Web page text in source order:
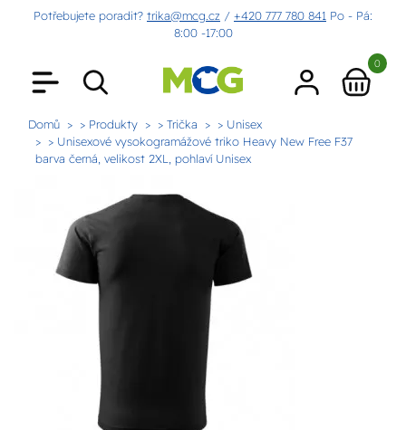
Potřebujete poradit? trika@mcg.cz / +420 777 780 841 Po - Pá:
8:00 -17:00
0
Domů > Produkty > Trička
> Unisex
> Unisexové vysokogramážové triko Heavy New Free F37
barva černá, velikost 2XL, pohlaví Unisex